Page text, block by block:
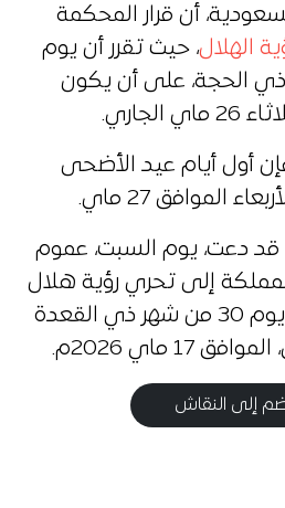
أن قرار المحكمة
الهلال، حيث تقرر أن يوم
ذي الحجة، على أن يكون
أول أيام عيد الأضحى
الموافق 27 ماي.
قد دعت، يوم السبت، عموم
إلى تحري رؤية هلال
شهر ذي الحجة مساء يوم 30 من شهر ذي القعدة
ماي 2026م.
إلى النقاش